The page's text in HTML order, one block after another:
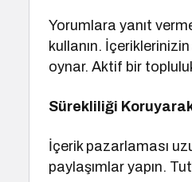
Yorumlara yanıt
kullanın.
oynar. Aktif bir
Sürekliliği
İçerik pazarlaması
paylaşımlar yapın.